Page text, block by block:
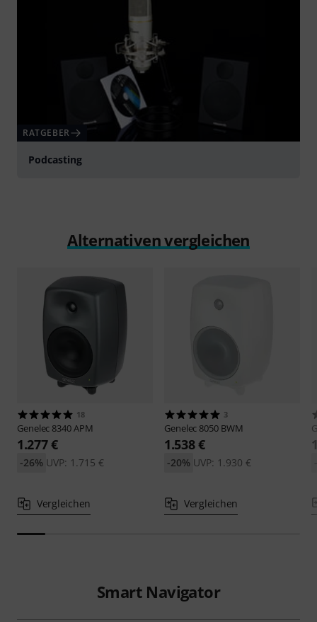
RATGEBER
Podcasting
Alternativen vergleichen
18
Genelec 8340 APM
1.277 €
UVP: 1.715 €
-26%
Vergleichen
3
Genelec 8050 BWM
1.538 €
UVP: 1.930 €
-20%
Vergleichen
Smart Navigator